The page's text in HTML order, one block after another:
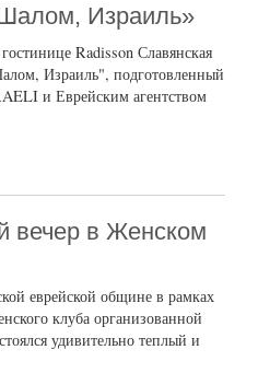
Израиль»
Radisson Славянская
Израиль", подготовленный
и Еврейским агентством
вечер в Женском
еврейской общине в рамках
клуба организованной
удивительно теплый и